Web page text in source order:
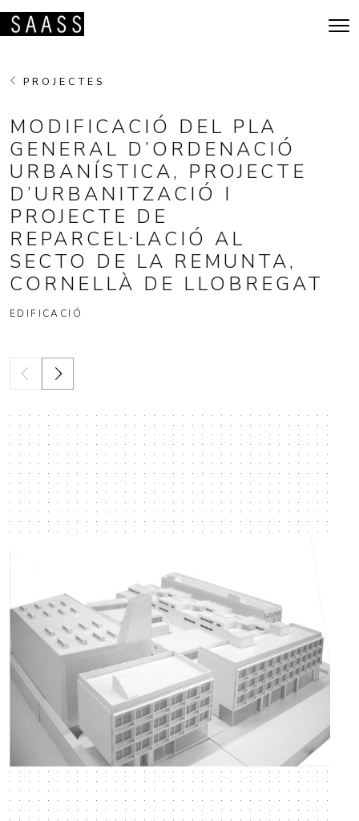
Navegació principal
PROJECTES
MODIFICACIÓ DEL PLA
GENERAL D’ORDENACIÓ
URBANÍSTICA, PROJECTE
D’URBANITZACIÓ I
PROJECTE DE
REPARCEL·LACIÓ AL
SECTO DE LA REMUNTA,
CORNELLÀ DE LLOBREGAT
EDIFICACIÓ